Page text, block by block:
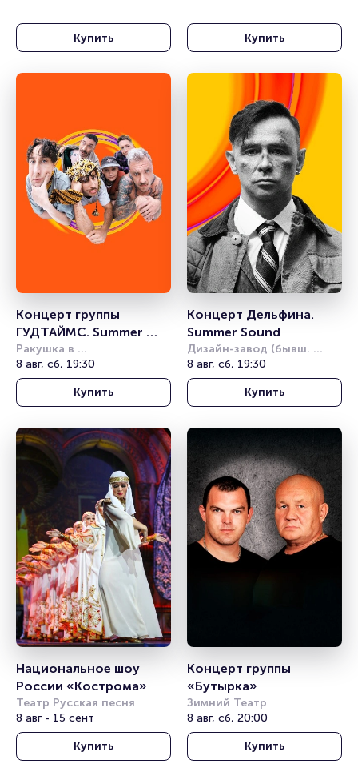
Купить Купить
Концерт группы
ГУДТАЙМС. Summer
Sound
Ракушка в
Александровском саду
8 авг, сб, 19:30
Купить
Концерт Дельфина.
Summer Sound
Дизайн-завод (бывш.
Урбан)
8 авг, сб, 19:30
Купить
Национальное шоу
России «Кострома»
Театр Русская песня
8 авг - 15 сент
Купить
Концерт группы
«Бутырка»
Зимний Театр
8 авг, сб, 20:00
Купить